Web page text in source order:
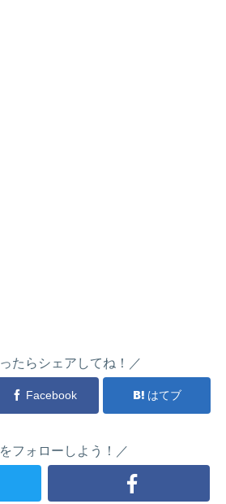
たらシェアしてね！／
Facebook はてブ
フォローしよう！／